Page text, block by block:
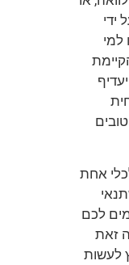
ידי
למי
אחת
לכם
זאת
לעשות